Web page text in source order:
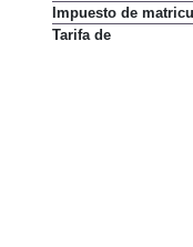
Inicio Marcas
Impuesto de
Tarifa de